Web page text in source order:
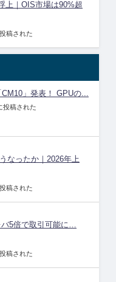
上｜OIS市場は90%超
稿された
」発表！ GPUの...
投稿された
なったか｜2026年上
稿された
バ5倍で取引可能に…
稿された